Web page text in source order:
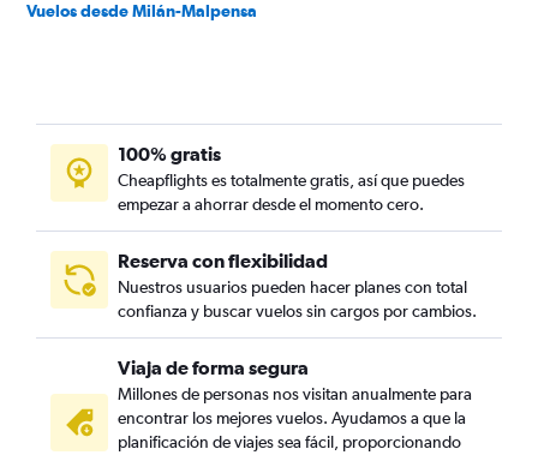
Vuelos desde Milán-Malpensa
100% gratis
Cheapflights es totalmente gratis, así que puedes
empezar a ahorrar desde el momento cero.
Reserva con flexibilidad
Nuestros usuarios pueden hacer planes con total
confianza y buscar vuelos sin cargos por cambios.
Viaja de forma segura
Millones de personas nos visitan anualmente para
encontrar los mejores vuelos. Ayudamos a que la
planificación de viajes sea fácil, proporcionando